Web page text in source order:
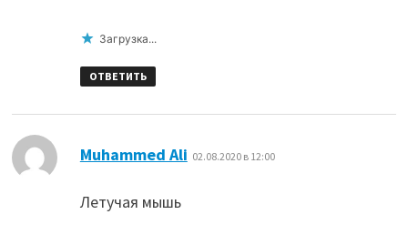
Загрузка...
ОТВЕТИТЬ
Muhammed Ali 02.08.2020 в 12:00
Летучая мышь